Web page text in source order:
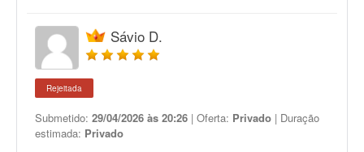
Sávio D.
Rejeitada
Submetido: 29/04/2026 às 20:26 | Oferta: Privado | Duração
estimada: Privado